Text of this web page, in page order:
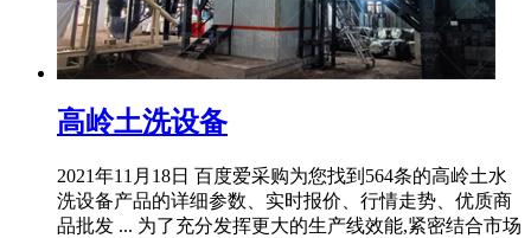
高岭土洗设备
2021年11月18日 百度爱采购为您找到564条的高岭土水
洗设备产品的详细参数、实时报价、行情走势、优质商
品批发 ... 为了充分发挥更大的生产线效能,紧密结合市场